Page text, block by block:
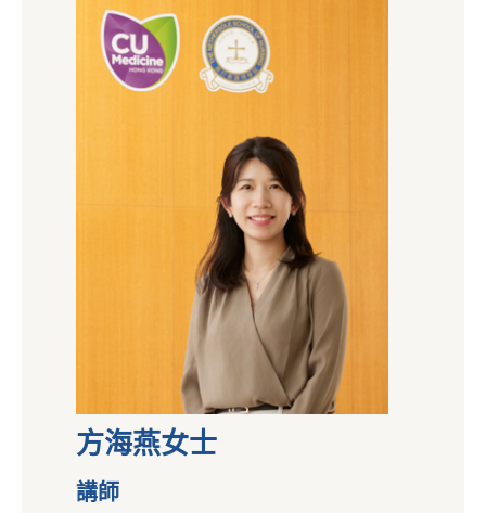
方海燕女士
講師